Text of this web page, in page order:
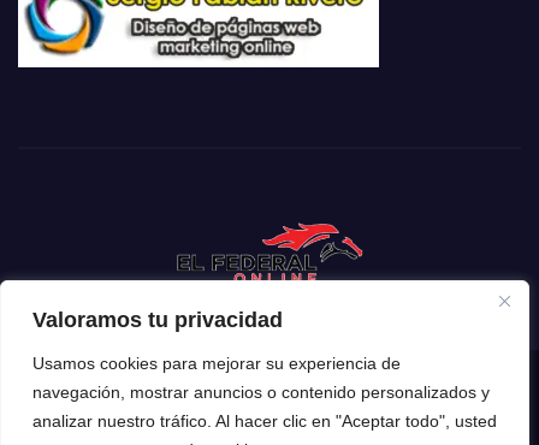
Valoramos tu privacidad
Usamos cookies para mejorar su experiencia de
navegación, mostrar anuncios o contenido personalizados y
analizar nuestro tráfico. Al hacer clic en "Aceptar todo", usted
Funciona gracias a WordPress |Tema: Newsup deThemeansar